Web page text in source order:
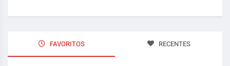
FAVORITOS RECENTES